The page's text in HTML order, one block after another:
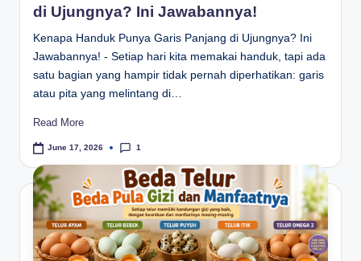
di Ujungnya? Ini Jawabannya!
Kenapa Handuk Punya Garis Panjang di Ujungnya? Ini
Jawabannya! - Setiap hari kita memakai handuk, tapi ada
satu bagian yang hampir tidak pernah diperhatikan: garis
atau pita yang melintang di…
Read More
June 17, 2026 1